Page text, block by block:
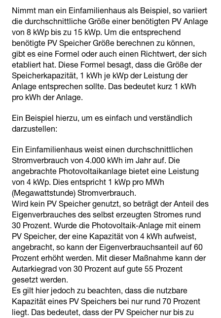
Nimmt man ein Einfamilienhaus als Beispiel, so variiert
die durchschnittliche Größe einer benötigten PV Anlage
von 8 kWp bis zu 15 kWp. Um die entsprechend
benötigte PV Speicher Größe berechnen zu können,
gibt es eine Formel oder auch einen Richtwert, der sich
etabliert hat. Diese Formel besagt, dass die Größe der
Speicherkapazität, 1 kWh je kWp der Leistung der
Anlage entsprechen sollte. Das bedeutet kurz 1 kWh
pro kWh der Anlage.
Ein Beispiel hierzu, um es einfach und verständlich
darzustellen:
Ein Einfamilienhaus weist einen durchschnittlichen
Stromverbrauch von 4.000 kWh im Jahr auf. Die
angebrachte Photovoltaikanlage bietet eine Leistung
von 4 kWp. Dies entspricht 1 kWp pro MWh
(Megawattstunde) Stromverbrauch.
Wird kein PV Speicher genutzt, so beträgt der Anteil des
Eigenverbrauches des selbst erzeugten Stromes rund
30 Prozent. Wurde die Photovoltaik-Anlage mit einem
PV Speicher, der eine Kapazität von 4 kWh aufweist,
angebracht, so kann der Eigenverbrauchsanteil auf 60
Prozent erhöht werden. Mit dieser Maßnahme kann der
Autarkiegrad von 30 Prozent auf gute 55 Prozent
gesetzt werden.
Es gilt hier jedoch zu beachten, dass die nutzbare
Kapazität eines PV Speichers bei nur rund 70 Prozent
liegt. Das bedeutet, dass der PV Speicher nur bis zu